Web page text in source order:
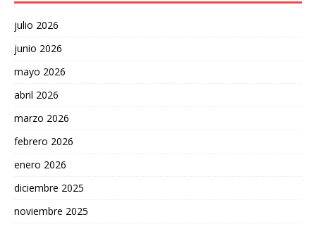
julio 2026
junio 2026
mayo 2026
abril 2026
marzo 2026
febrero 2026
enero 2026
diciembre 2025
noviembre 2025